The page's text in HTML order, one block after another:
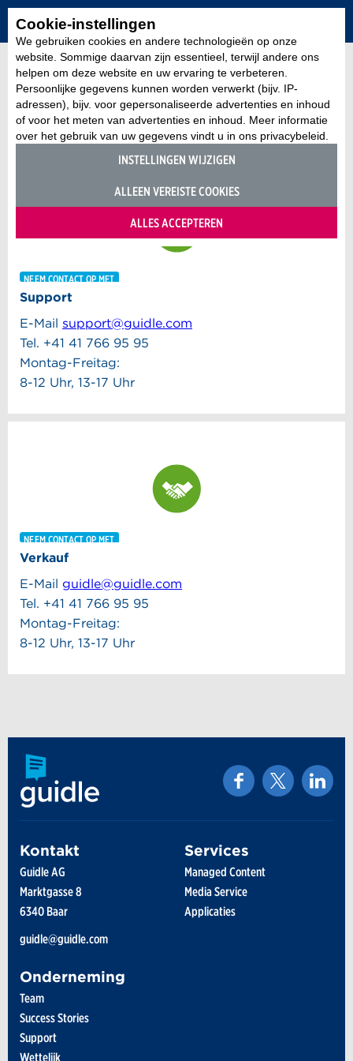
Cookie-instellingen
We gebruiken cookies en andere technologieën op onze
website. Sommige daarvan zijn essentieel, terwijl andere ons
helpen om deze website en uw ervaring te verbeteren.
Persoonlijke gegevens kunnen worden verwerkt (bijv. IP-
adressen), bijv. voor gepersonaliseerde advertenties en inhoud
of voor het meten van advertenties en inhoud. Meer informatie
over het gebruik van uw gegevens vindt u in ons privacybeleid.
INSTELLINGEN WIJZIGEN
ALLEEN VEREISTE COOKIES
ALLES ACCEPTEREN